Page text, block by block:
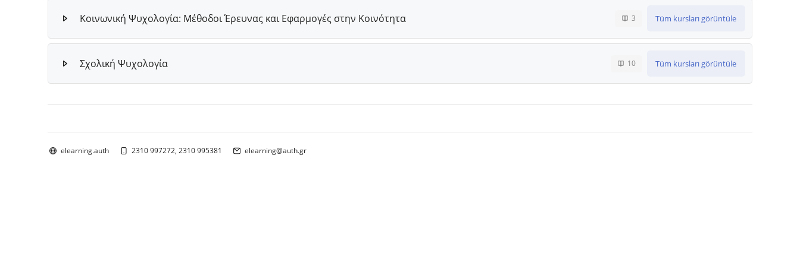
Κοινωνική Ψυχολογία: Μέθοδοι Έρευνας και Εφαρμογές στην Κοινότητα 3 Tüm kursları görüntüle
Σχολική Ψυχολογία 10 Tüm kursları görüntüle
elearning.auth 2310 997272, 2310 995381 elearning@auth.gr